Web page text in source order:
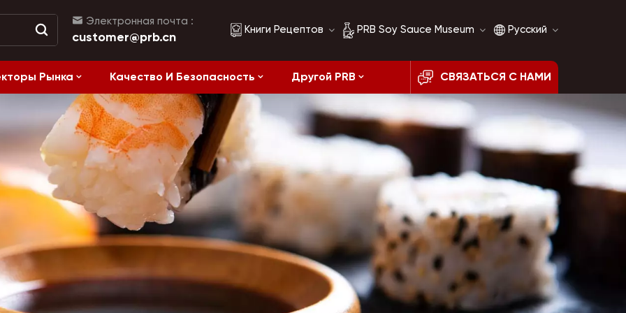
Электронная почта :
customer@prb.cn Книги Рецептов
Рецепты
Здоровое питание
PRB Soy Sauce Museum
История соевого
соуса
Сравнение соевого
Русский
English
français
العربية
Рынка Качество И Безопасность Другой PRB СВЯЗАТЬСЯ С НАМИ